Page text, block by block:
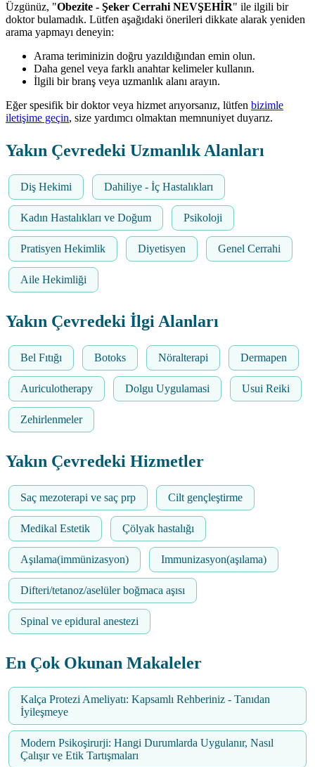
Üzgünüz, "Obezite - Şeker Cerrahi NEVŞEHİR" ile ilgili bir
doktor bulamadık. Lütfen aşağıdaki önerileri dikkate alarak yeniden
arama yapmayı deneyin:
Arama teriminizin doğru yazıldığından emin olun.
Daha genel veya farklı anahtar kelimeler kullanın.
İlgili bir branş veya uzmanlık alanı arayın.
Eğer spesifik bir doktor veya hizmet arıyorsanız, lütfen bizimle
iletişime geçin, size yardımcı olmaktan memnuniyet duyarız.
Yakın Çevredeki Uzmanlık Alanları
Diş Hekimi Dahiliye - İç Hastalıkları
Kadın Hastalıkları ve Doğum Psikoloji
Pratisyen Hekimlik Diyetisyen Genel Cerrahi
Aile Hekimliği
Yakın Çevredeki İlgi Alanları
Bel Fıtığı Botoks Nöralterapi Dermapen
Auriculotherapy Dolgu Uygulamasi Usui Reiki
Zehirlenmeler
Yakın Çevredeki Hizmetler
Saç mezoterapi ve saç prp Cilt gençleştirme
Medikal Estetik Çölyak hastalığı
Aşılama(immünizasyon) Immunizasyon(aşılama)
Difteri/tetanoz/aselüler boğmaca aşısı
Spinal ve epidural anestezi
En Çok Okunan Makaleler
Kalça Protezi Ameliyatı: Kapsamlı Rehberiniz - Tanıdan
İyileşmeye
Modern Psikoşirurji: Hangi Durumlarda Uygulanır, Nasıl
Çalışır ve Etik Tartışmaları